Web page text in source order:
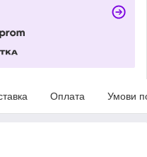
Оплата Умови